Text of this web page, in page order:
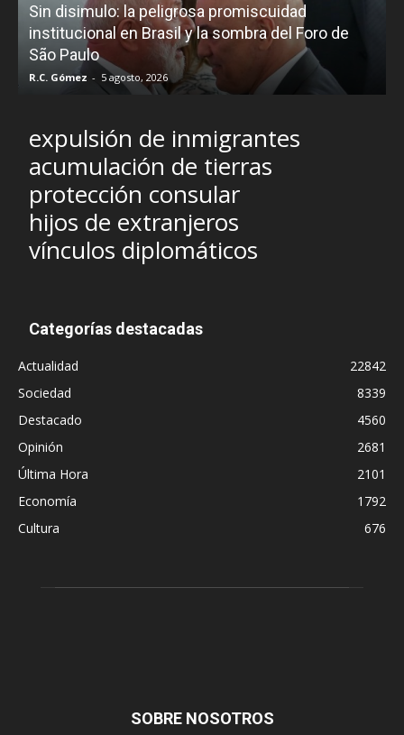
Sin disimulo: la peligrosa promiscuidad
institucional en Brasil y la sombra del Foro de
São Paulo
R.C. Gómez - 5 agosto, 2026
expulsión de inmigrantes
acumulación de tierras
protección consular
hijos de extranjeros
vínculos diplomáticos
Categorías destacadas
Actualidad
22842
Sociedad
8339
Destacado
4560
Opinión
2681
Última Hora
2101
Economía
1792
Cultura
676
SOBRE NOSOTROS